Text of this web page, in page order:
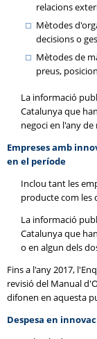
relacions
Mètodes
decisions o
Mètodes de
preus,
La informació
Catalunya que
negoci en l'any
Empreses amb
en el període
Inclou tant les
producte com les
La informació
Catalunya que
o en algun dels
Fins a l'any 2017,
revisió del Manual
difonen en aquesta
Despesa en